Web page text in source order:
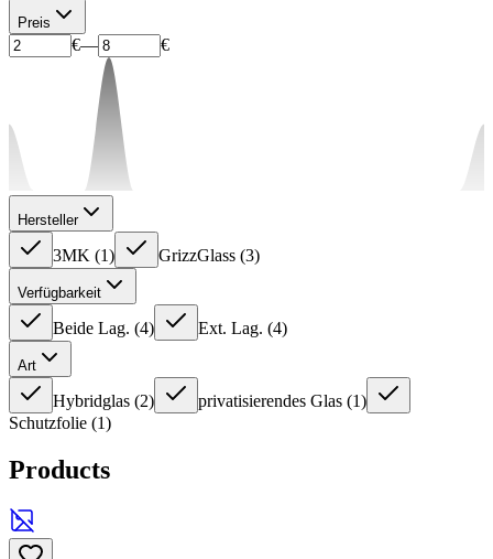
Preis
€— €
Hersteller
3MK (1) GrizzGlass (3)
Verfügbarkeit
Beide Lag. (4) Ext. Lag. (4)
Art
Hybridglas (2) privatisierendes Glas (1)
Schutzfolie (1)
Products